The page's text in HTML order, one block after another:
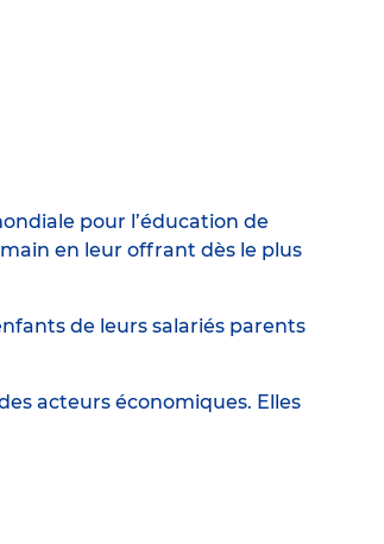
pour l’éducation de
en leur offrant dès le plus
de leurs salariés parents
acteurs économiques. Elles